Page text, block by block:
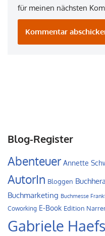
für meinen nächsten
Blog-Register
Abenteuer Annette
AutorIn Bloggen
Buchmarketing Buchmesse
Coworking E-Book Edition
Gabriele Haefs